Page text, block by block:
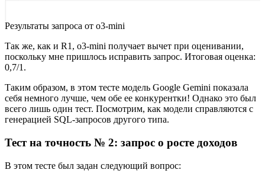
Результаты запроса от o3-mini
Так же, как и R1, o3-mini получает вычет при оценивании,
поскольку мне пришлось исправить запрос. Итоговая оценка:
0,7/1.
Таким образом, в этом тесте модель Google Gemini показала
себя немного лучше, чем обе ее конкурентки! Однако это был
всего лишь один тест. Посмотрим, как модели справляются с
генерацией SQL-запросов другого типа.
Тест на точность № 2: запрос о росте доходов
В этом тесте был задан следующий вопрос: